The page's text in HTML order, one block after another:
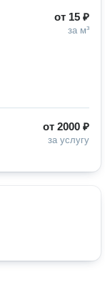
от 15 ₽
за м³
от 2000 ₽
за услугу